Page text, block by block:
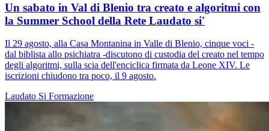
Un sabato in Val di Blenio tra creato e algoritmi con
la Summer School della Rete Laudato si'
Il 29 agosto, alla Casa Montanina in Valle di Blenio, cinque voci -
dal biblista allo psichiatra -discutono di custodia del creato nel tempo
degli algoritmi, sulla scia dell'enciclica firmata da Leone XIV. Le
iscrizioni chiudono tra poco, il 9 agosto.
Laudato Si Formazione